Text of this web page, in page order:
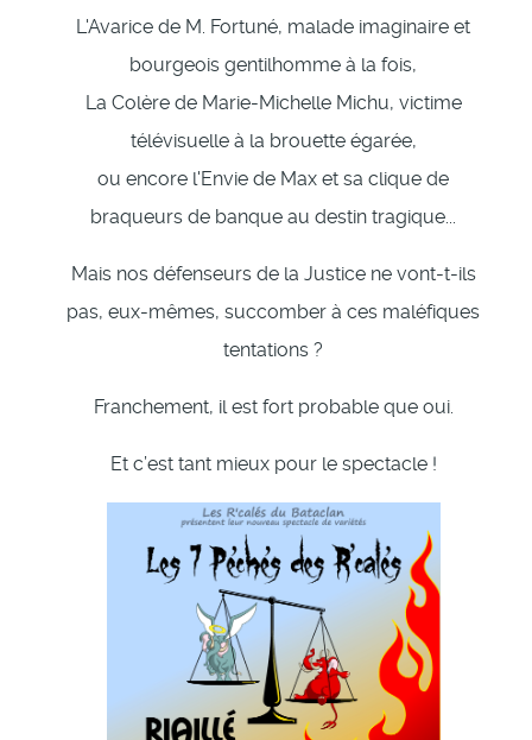
L'Avarice de M. Fortuné, malade imaginaire et
bourgeois gentilhomme à la fois,
La Colère de Marie-Michelle Michu, victime
télévisuelle à la brouette égarée,
ou encore l'Envie de Max et sa clique de
braqueurs de banque au destin tragique...
Mais nos défenseurs de la Justice ne vont-t-ils
pas, eux-mêmes, succomber à ces maléfiques
tentations ?
Franchement, il est fort probable que oui.
Et c’est tant mieux pour le spectacle !